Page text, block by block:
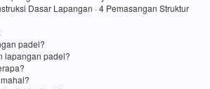
Dasar Lapangan · 4 Pemasangan Struktur
padel?
lapangan padel?